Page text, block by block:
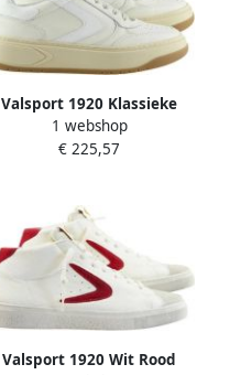
Valsport 1920 Klassieke
Bianca Leren Sneakers
1 webshop
€ 225,57
Valsport 1920 Wit Rood